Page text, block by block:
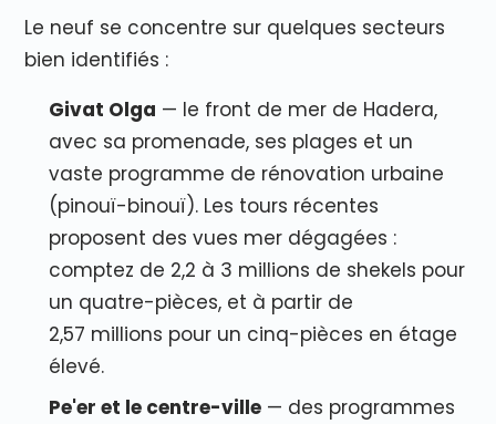
Le neuf se concentre sur quelques secteurs
bien identifiés :
Givat Olga — le front de mer de Hadera,
avec sa promenade, ses plages et un
vaste programme de rénovation urbaine
(pinouï-binouï). Les tours récentes
proposent des vues mer dégagées :
comptez de 2,2 à 3 millions de shekels pour
un quatre-pièces, et à partir de
2,57 millions pour un cinq-pièces en étage
élevé.
Pe'er et le centre-ville — des programmes